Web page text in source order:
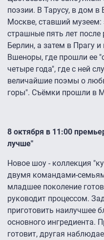
поэзии. В Тарусу, в дом в
Москве, ставший
страшные пять лет
Берлин, а затем в Прагу
Вшеноры, где прошли ее
четыре года", где с ней
величайшие поэмы о
горы". Съёмки прошли в
8 октября в 11:00
лучше"
Новое шоу - коллекция
двумя командами-
младшее поколение
руководит процессом.
приготовить наилучшее
основного ингредиента.
готовит, другая